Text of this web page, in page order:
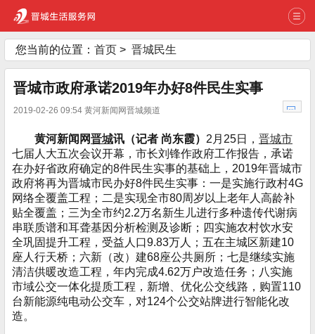
您当前的位置： 首页 > 晋城民生
晋城市政府承诺2019年办好8件民生实事
2019-02-26 09:54 黄河新闻网晋城频道
黄河新闻网晋城讯（记者 尚东霞） 2月25日， 晋城市
七届人大五次会议开幕，市长刘锋作政府工作报告，承诺
在办好省政府确定的8件民生实事的基础上，2019年晋城市
政府将再为晋城市民办好8件民生实事：一是实施行政村4G
网络全覆盖工程；二是实现全市80周岁以上老年人高龄补
贴全覆盖；三为全市约2.2万名新生儿进行多种遗传代谢病
串联质谱和耳聋基因分析检测及诊断；四实施农村饮水安
全巩固提升工程，受益人口9.83万人；五在主城区新建10
座人行天桥；六新（改）建68座公共厕所；七是继续实施
清洁供暖改造工程，年内完成4.62万户改造任务；八实施
市域公交一体化提质工程，新增、优化公交线路，购置110
台新能源纯电动公交车，对124个公交站牌进行智能化改
造。